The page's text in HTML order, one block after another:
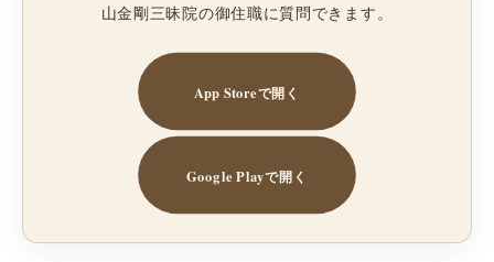
山金剛三昧院の御住職に質問できます。
App Storeで開く
Google Playで開く